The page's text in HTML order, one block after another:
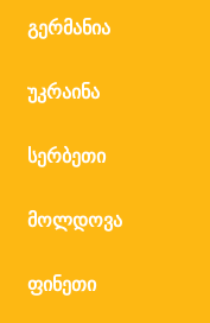
გერმანია
უკრაინა
სერბეთი
მოლდოვა
ფინეთი